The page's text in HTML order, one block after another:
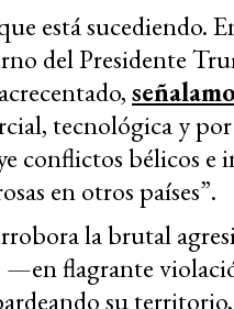
está sucediendo.
del Presidente
tecnológica y
conflictos bélicos e
en otros países”.
la brutal
—en flagrante
su territorio,